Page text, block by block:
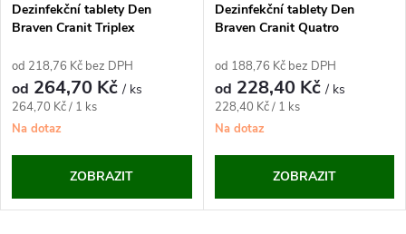
Dezinfekční tablety Den
Braven Cranit Triplex
od 218,76 Kč bez DPH
od 264,70 Kč/ ks
Měrná
cena:
264,70 Kč / 1 ks
Na dotaz
ZOBRAZIT
Dezinfekční tablety Den
Braven Cranit Quatro
od 188,76 Kč bez DPH
od 228,40 Kč/ ks
Měrná
cena:
228,40 Kč / 1 ks
Na dotaz
ZOBRAZIT